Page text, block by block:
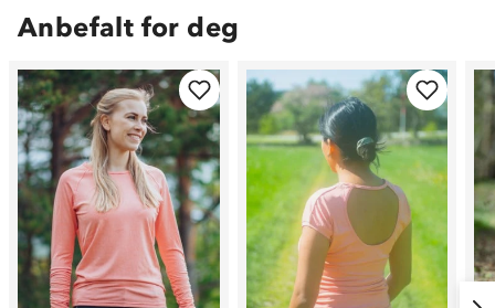
Anbefalt for deg